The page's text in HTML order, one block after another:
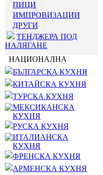
ПИЦИ
ИМПРОВИЗАЦИИ
ДРУГИ
ТЕНДЖЕРА ПОД
НАЛЯГАНЕ
НАЦИОНАЛНА
БЪЛГАРСКА КУХНЯ
КИТАЙСКА КУХНЯ
ТУРСКА КУХНЯ
МЕКСИКАНСКА
КУХНЯ
РУСКА КУХНЯ
ИТАЛИАНСКА
КУХНЯ
ФРЕНСКА КУХНЯ
АРМЕНСКА КУХНЯ